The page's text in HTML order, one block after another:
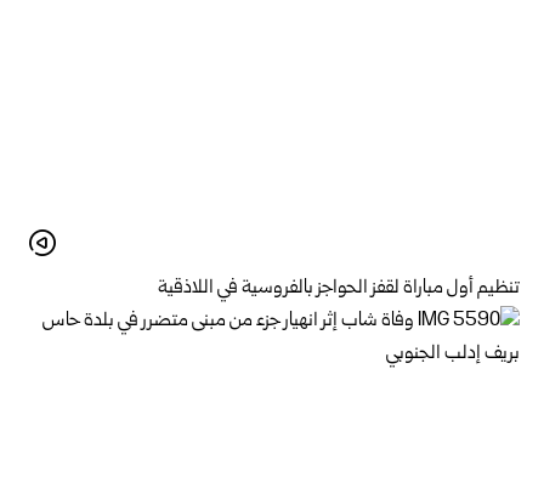
تنظيم أول مباراة لقفز الحواجز بالفروسية في اللاذقية